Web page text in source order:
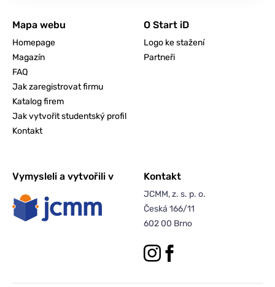
Mapa webu
Homepage
Magazín
FAQ
Jak zaregistrovat firmu
Katalog firem
Jak vytvořit studentský profil
Kontakt
O Start iD
Logo ke stažení
Partneři
Vymysleli a vytvořili v Kontakt
JCMM, z. s. p. o.
Česká 166/11
602 00 Brno